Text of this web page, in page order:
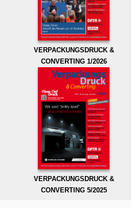
VERPACKUNGSDRUCK &
CONVERTING 1/2026
VERPACKUNGSDRUCK &
CONVERTING 5/2025